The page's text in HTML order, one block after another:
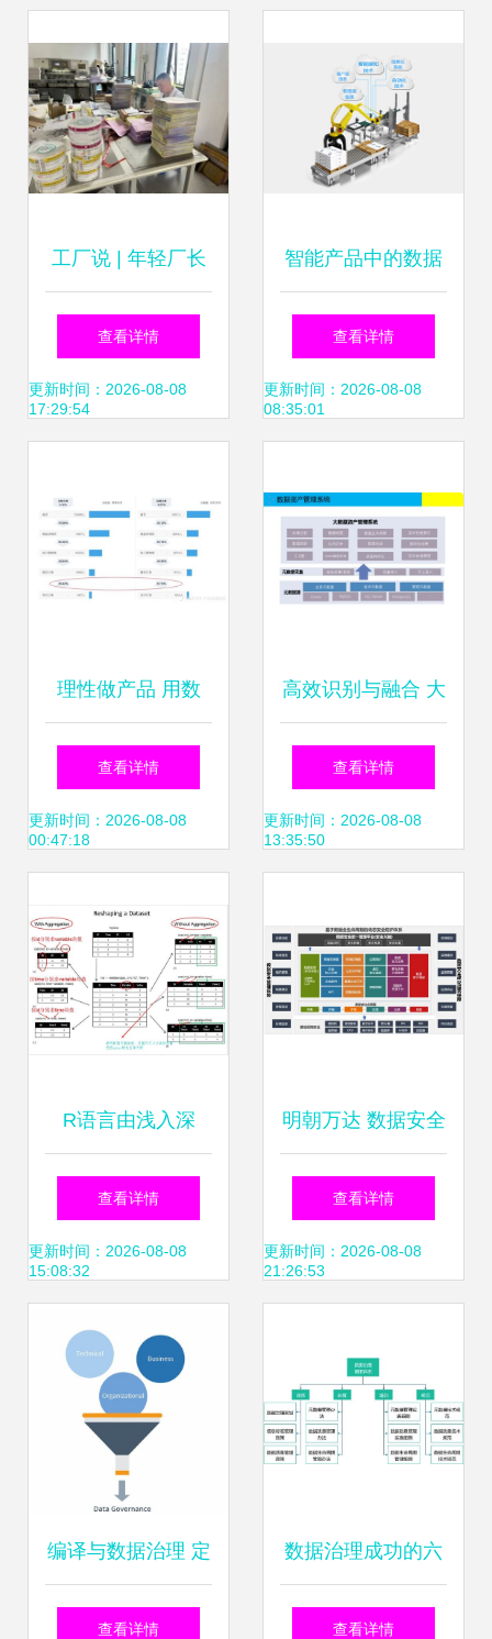
工厂说 | 年轻厂长
的“破局”之路:一招
解决生产进度黑匣
查看详情
更新时间：2026-08-08
17:29:54
智能产品中的数据
处理 从采集到决策
的基石
查看详情
更新时间：2026-08-08
08:35:01
理性做产品 用数
据、漏斗、地图与
路径驱动明智决策
查看详情
更新时间：2026-08-08
00:47:18
高效识别与融合 大
数据治理中的数据
处理解决方案
查看详情
更新时间：2026-08-08
13:35:50
R语言由浅入深
（二） 数据处理的
艺术
查看详情
更新时间：2026-08-08
15:08:32
明朝万达 数据安全
视角下的《关键信
息基础设施安全保
查看详情
更新时间：2026-08-08
21:26:53
编译与数据治理 定
义、挑战及运维协
查看详情
数据治理成功的六
大要素 从规划到持
查看详情